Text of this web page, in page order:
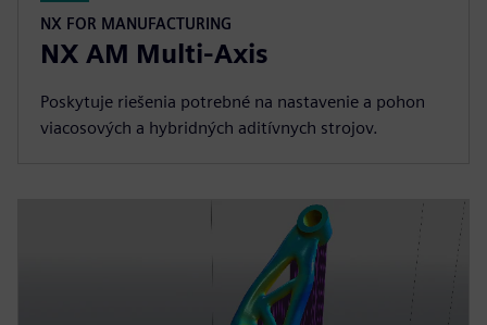
NX FOR MANUFACTURING
NX AM Multi-Axis
Poskytuje riešenia potrebné na nastavenie a pohon
viacosových a hybridných aditívnych strojov.